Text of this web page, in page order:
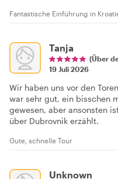
Fantastische Einführung in
Tanja
(Über
19 Juli 2026
Wir haben uns vor den
war sehr gut, ein bisschen
gewesen, aber ansonsten
über Dubrovnik erzählt.
Gute, schnelle Tour
Unknown